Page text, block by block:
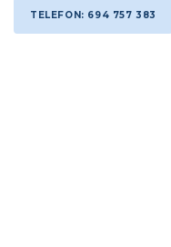
TELEFON: 694 757 383